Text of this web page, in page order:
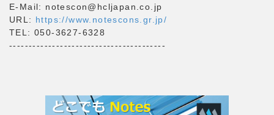
E-Mail: notescon@hcljapan.co.jp
URL: https://www.notescons.gr.jp/
TEL: 050-3627-6328
----------------------------------------